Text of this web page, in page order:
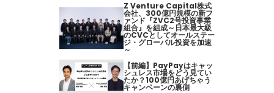
Z Venture Capital株式
会社、300億円規模の新フ
ァンド『ZVC2号投資事業
組合』を組成～日本最大級
のCVCとしてオールステー
ジ・グローバル投資を加速
～
【前編】PayPayはキャッ
シュレス市場をどう見てい
たか？100億円あげちゃう
キャンペーンの裏側